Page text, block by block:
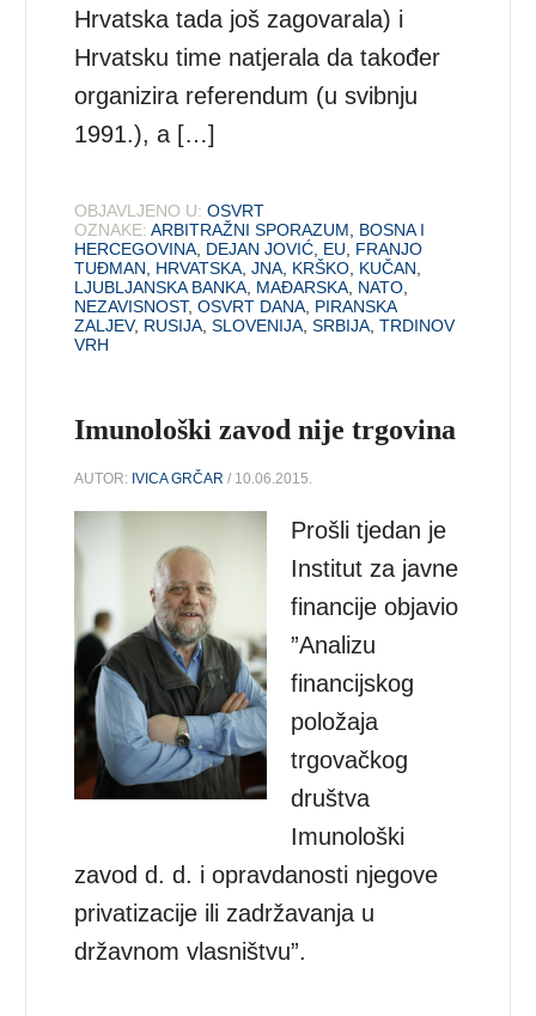
Hrvatska tada još zagovarala) i
Hrvatsku time natjerala da također
organizira referendum (u svibnju
1991.), a […]
OBJAVLJENO U: OSVRT
OZNAKE: ARBITRAŽNI SPORAZUM
BOSNA I
HERCEGOVINA DEJAN JOVIĆ EU
FRANJO
TUĐMAN
HRVATSKA ,JNA KRŠKO KUČAN
LJUBLJANSKA BANKA MAĐARSKA NATO
NEZAVISNOST,OSVRT DANA PIRANSKA
ZALJEV, RUSIJA ,SLOVENIJA ,SRBIJA ,TRDINOV
VRH
Imunološki zavod nije trgovina
AUTOR: IVICA GRČAR / 10.06.2015.
Prošli tjedan je
Institut za javne
financije objavio
”Analizu
financijskog
položaja
trgovačkog
društva
Imunološki
zavod d. d. i opravdanosti njegove
privatizacije ili zadržavanja u
državnom vlasništvu”.